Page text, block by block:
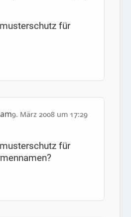
für
9. März 2008 um 17:29
für